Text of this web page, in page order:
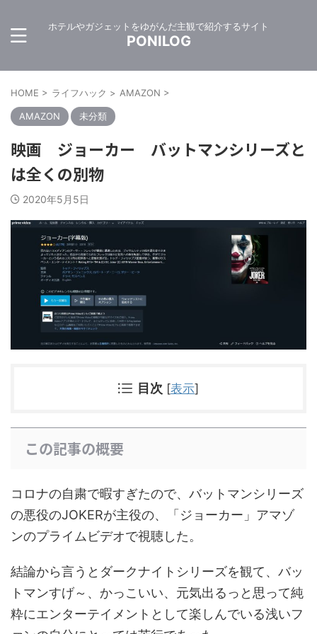
ホテルやガジェットをゆがんだ主観で紹介するサイト
PONILOG
HOME > ライフハック > AMAZON >
AMAZON 未分類
映画 ジョーカー バットマンシリーズと
は全くの別物
2020年5月5日
目次 [表示]
この記事の概要
コロナの自粛で暇すぎたので、バットマンシリーズ
の悪役のJOKERが主役の、「ジョーカー」アマゾ
ンのプライムビデオで視聴した。
結論から言うとダークナイトシリーズを観て、バッ
トマンすげ～、かっこいい、元気出るっと思って純
粋にエンターテイメントとして楽しんでいる浅いフ